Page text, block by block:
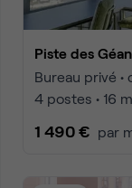
Piste des
Bureau privé •
4 postes • 16 m
1 490 € par